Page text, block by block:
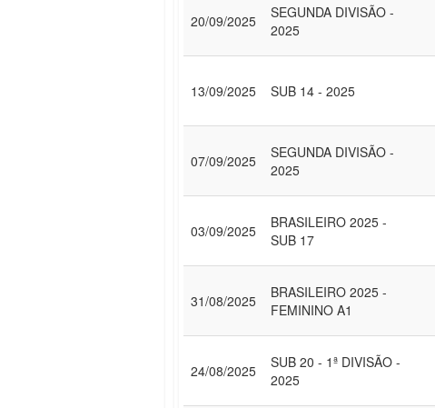
20/09/2025
SEGUNDA DIVISÃO -
2025
13/09/2025 SUB 14 - 2025
07/09/2025
SEGUNDA DIVISÃO -
2025
03/09/2025
BRASILEIRO 2025 -
SUB 17
31/08/2025
BRASILEIRO 2025 -
FEMININO A1
24/08/2025
SUB 20 - 1ª DIVISÃO -
2025